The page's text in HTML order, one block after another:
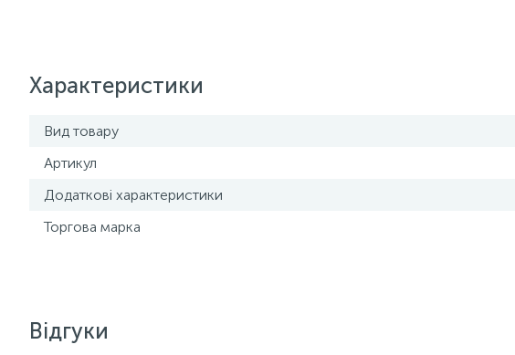
Характеристики
Вид товару
Артикул
Додаткові характеристики
Торгова марка
Відгуки